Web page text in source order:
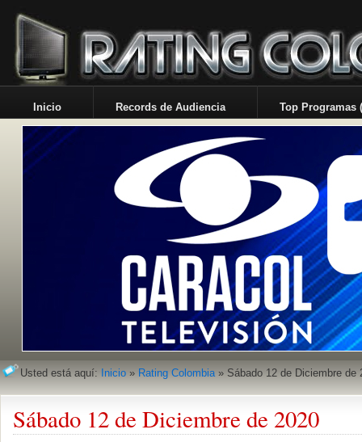
Inicio Records de Audiencia Top Programas
Usted está aquí: Inicio » Rating Colombia» Sábado 12 de Diciembre de
Sábado 12 de Diciembre de 2020